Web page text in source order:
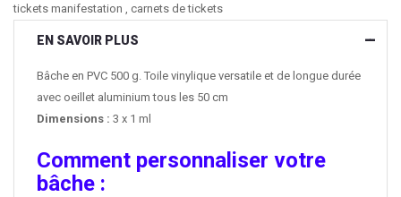
tickets manifestation
carnets de tickets
EN SAVOIR PLUS
Bâche en PVC 500 g. Toile vinylique versatile et de longue durée
avec oeillet aluminium tous les 50 cm
Dimensions : 3 x 1 ml
Comment personnaliser votre
bâche :